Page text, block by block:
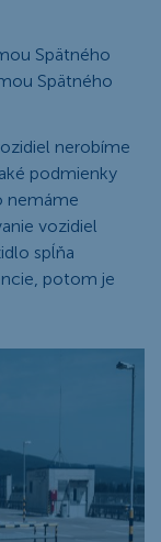
Spätného
Spätného
nerobíme
podmienky
nemáme
vozidiel
spĺňa
potom je